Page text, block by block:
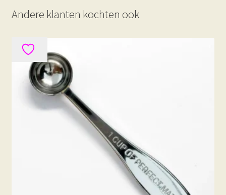
Andere klanten kochten ook